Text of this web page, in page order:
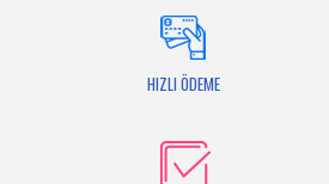
HIZLI ÖDEME